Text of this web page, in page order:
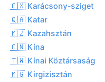
🇨🇽 Karácsony-sziget
🇶🇦 Katar
🇰🇿 Kazahsztán
🇨🇳 Kína
🇹🇼 Kínai Köztársaság
🇰🇬 Kirgizisztán